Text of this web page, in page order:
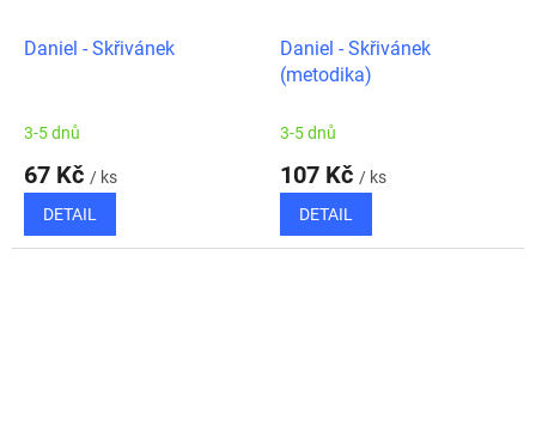
Daniel - Skřivánek
3-5 dnů
67 Kč / ks
DETAIL
Daniel - Skřivánek
(metodika)
3-5 dnů
107 Kč / ks
DETAIL